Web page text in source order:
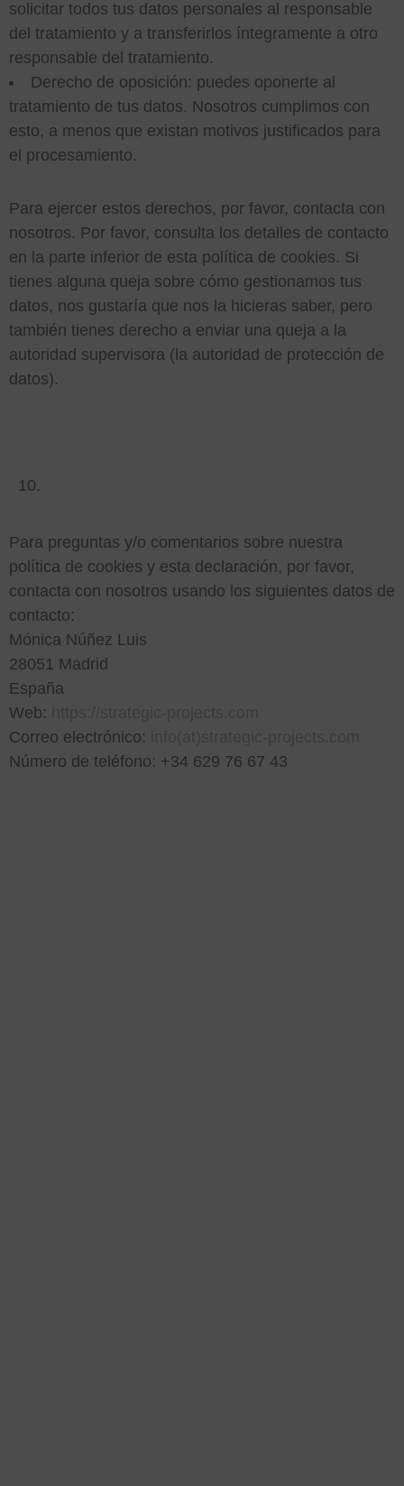
solicitar todos tus datos personales al responsable
del tratamiento y a transferirlos íntegramente a otro
responsable del tratamiento.
Derecho de oposición: puedes oponerte al
tratamiento de tus datos. Nosotros cumplimos con
esto, a menos que existan motivos justificados para
el procesamiento.
Para ejercer estos derechos, por favor, contacta con
nosotros. Por favor, consulta los detalles de contacto
en la parte inferior de esta política de cookies. Si
tienes alguna queja sobre cómo gestionamos tus
datos, nos gustaría que nos la hicieras saber, pero
también tienes derecho a enviar una queja a la
autoridad supervisora (la autoridad de protección de
datos).
Para preguntas y/o comentarios sobre nuestra
política de cookies y esta declaración, por favor,
contacta con nosotros usando los siguientes datos de
contacto:
Mónica Núñez Luis
28051 Madrid
España
Web:
Correo electrónico:
Número de teléfono: +34 629 76 67 43